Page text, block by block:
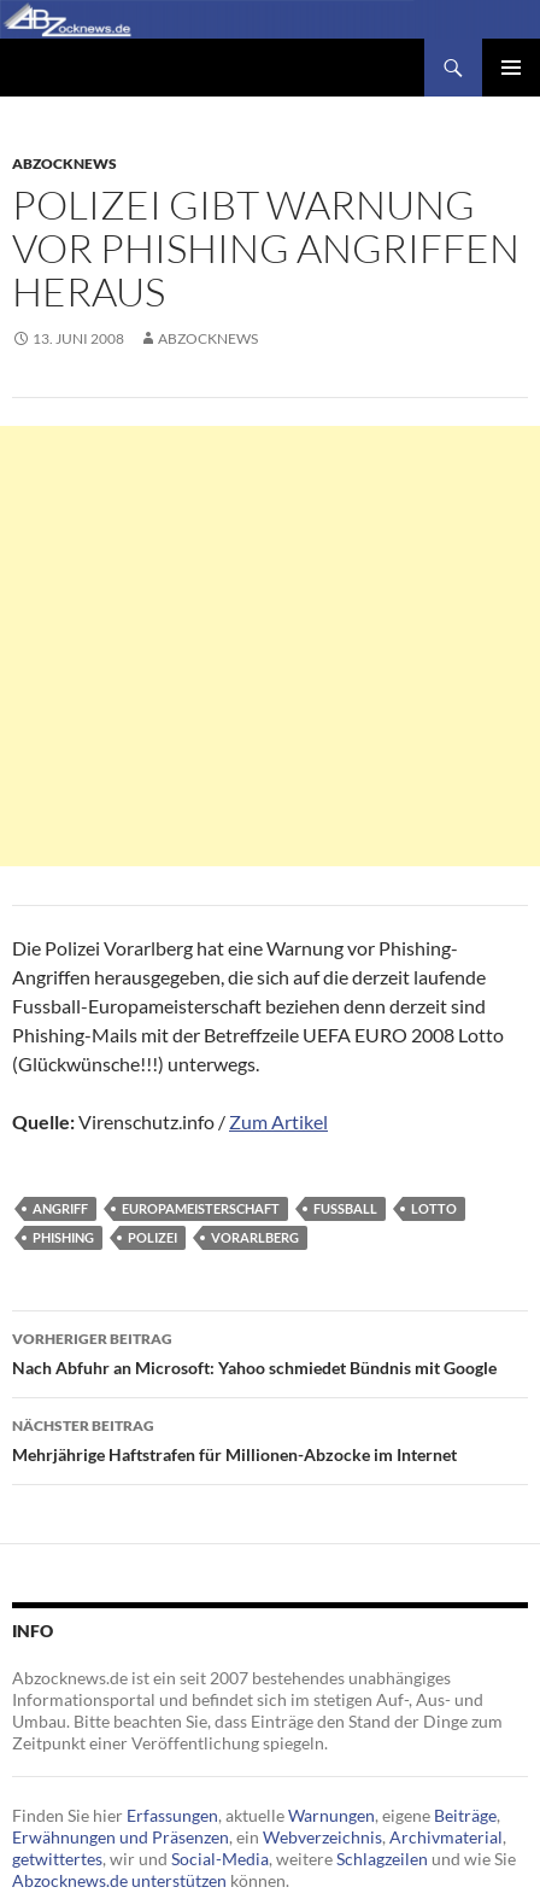
Zum
Inhalt
ABZOCKNEWS
POLIZEI GIBT WARNUNG
VOR PHISHING ANGRIFFEN
HERAUS
13. JUNI 2008 ABZOCKNEWS
Die Polizei Vorarlberg hat eine Warnung vor Phishing-
Angriffen herausgegeben, die sich auf die derzeit laufende
Fussball-Europameisterschaft beziehen denn derzeit sind
Phishing-Mails mit der Betreffzeile UEFA EURO 2008 Lotto
(Glückwünsche!!!) unterwegs.
Quelle:Virenschutz.info / Zum Artikel
ANGRIFF EUROPAMEISTERSCHAFT FUSSBALL
LOTTO
PHISHING
POLIZEI VORARLBERG
Beitragsnavigation
VORHERIGER BEITRAG
Nach Abfuhr an Microsoft: Yahoo schmiedet Bündnis mit Google
NÄCHSTER BEITRAG
Mehrjährige Haftstrafen für Millionen-Abzocke im Internet
INFO
Abzocknews.de ist ein seit 2007 bestehendes unabhängiges
Informationsportal und befindet sich im stetigen Auf-, Aus- und
Umbau. Bitte beachten Sie, dass Einträge den Stand der Dinge zum
Zeitpunkt einer Veröffentlichung spiegeln.
Finden Sie hier Erfassungen, aktuelleWarnungen, eigene Beiträge,
Erwähnungen und Präsenzen, ein Webverzeichnis, Archivmaterial,
getwittertes, wir und Social-Media, weitereSchlagzeilen und wie Sie
Abzocknews.de unterstützen können.